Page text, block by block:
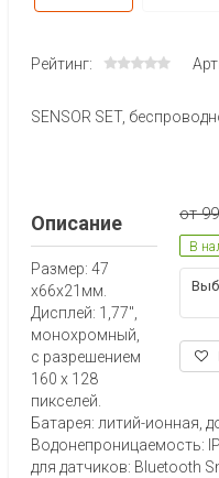
Рейтинг:
SENSOR SET,
от
В
Описание
Размер: 47
х66х21мм.
Дисплей: 1,77",
монохромный,
с разрешением
160 x 128
пикселей.
Батарея: литий-ионная,
Водонепроницаемость:
для датчиков: Bluetooth